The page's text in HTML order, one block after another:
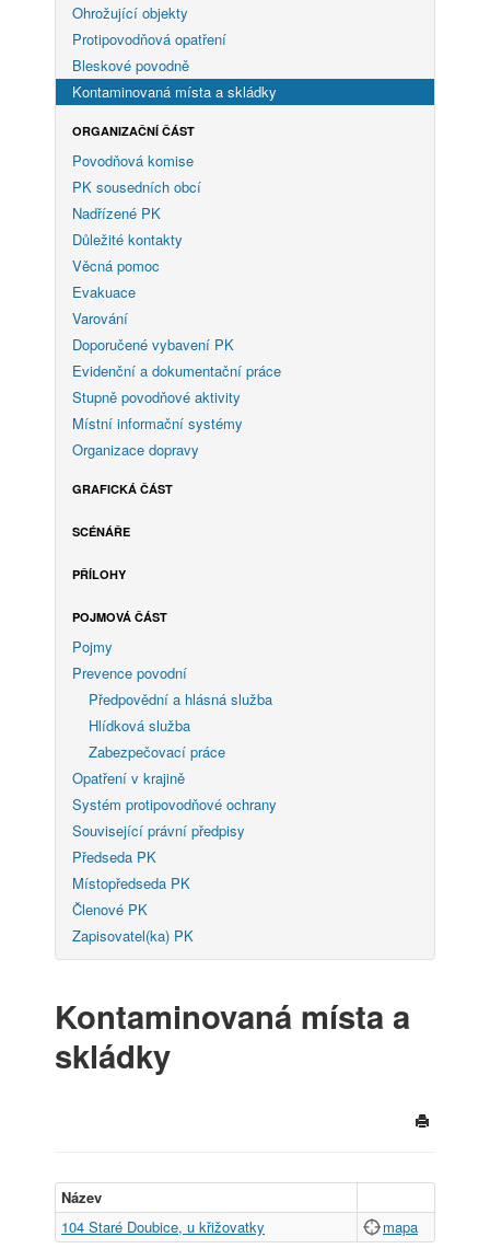
Ohrožující objekty
Protipovodňová opatření
Bleskové povodně
Kontaminovaná místa a skládky
ORGANIZAČNÍ ČÁST
Povodňová komise
PK sousedních obcí
Nadřízené PK
Důležité kontakty
Věcná pomoc
Evakuace
Varování
Doporučené vybavení PK
Evidenční a dokumentační práce
Stupně povodňové aktivity
Místní informační systémy
Organizace dopravy
GRAFICKÁ ČÁST
SCÉNÁŘE
PŘÍLOHY
POJMOVÁ ČÁST
Pojmy
Prevence povodní
Předpovědní a hlásná služba
Hlídková služba
Zabezpečovací práce
Opatření v krajině
Systém protipovodňové ochrany
Související právní předpisy
Předseda PK
Místopředseda PK
Členové PK
Zapisovatel(ka) PK
Kontaminovaná místa a
skládky
Název
104 Staré Doubice, u křižovatky
mapa